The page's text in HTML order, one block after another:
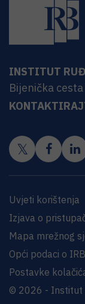
INSTITUT
Bijenička
Uvjeti korištenja
Izjava o
Mapa mrežnog
Opći podaci o
Postavke
© 2026 - Institut